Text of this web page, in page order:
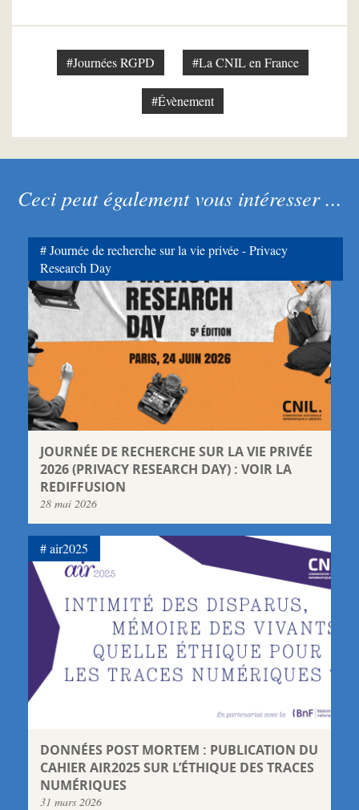
#Journées RGPD #La CNIL en France
#Évènement
Ceci peut également vous intéresser ...
JOURNÉE DE RECHERCHE SUR LA VIE PRIVÉE
2026 (PRIVACY RESEARCH DAY) : VOIR LA
REDIFFUSION
28 mai 2026
Journée de recherche sur la vie privée - Privacy
Research Day
DONNÉES POST MORTEM : PUBLICATION DU
CAHIER AIR2025 SUR L’ÉTHIQUE DES TRACES
NUMÉRIQUES
31 mars 2026
air2025